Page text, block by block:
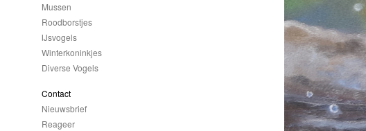
Mussen
Roodborstjes
IJsvogels
Winterkoninkjes
Diverse Vogels
Contact
Nieuwsbrief
Reageer